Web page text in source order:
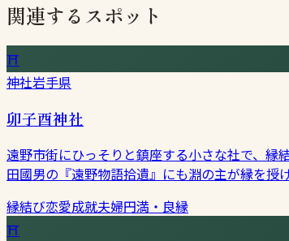
関連するスポット
⛩
神社岩手県
卯子酉神社
遠野市街にひっそりと鎮座する小さな社で、縁
田國男の『遠野物語拾遺』にも淵の主が縁を授
縁結び恋愛成就夫婦円満・良縁
⛩